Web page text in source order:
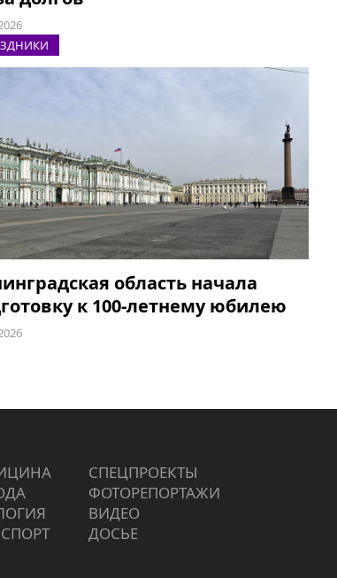
область начала
к 100-летнему юбилею
СПЕЦПРОЕКТЫ
ФОТОРЕПОРТАЖИ
ВИДЕО
ДОСЬЕ